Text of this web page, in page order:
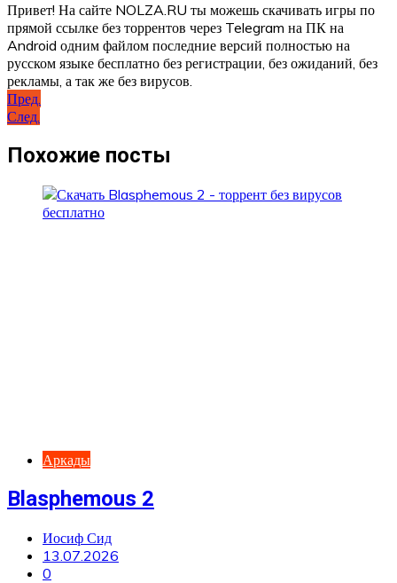
Привет! На сайте NOLZA.RU ты можешь скачивать игры по
прямой ссылке без торрентов через Telegram на ПК на
Android одним файлом последние версий полностью на
русском языке бесплатно без регистрации, без ожиданий, без
рекламы, а так же без вирусов.
Навигация
по
записям
Пред.
След.
Похожие посты
Аркады
Blasphemous 2
Иосиф Сид
13.07.2026
0